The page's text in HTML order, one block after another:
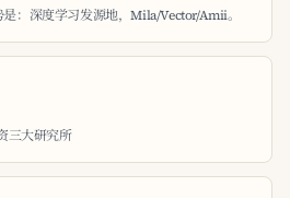
：深度学习发源地，Mila/Vector/Amii。
三大研究所